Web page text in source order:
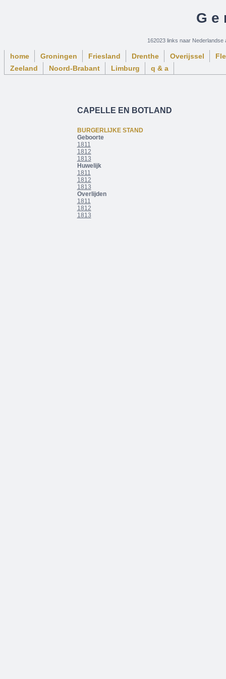
162023 links naar
home Groningen Friesland Drenthe Overijssel
Zeeland
Noord-Brabant Limburg q & a
CAPELLE EN BOTLAND
BURGERLIJKE STAND
Geboorte
1811
1812
1813
Huwelijk
1811
1812
1813
Overlijden
1811
1812
1813